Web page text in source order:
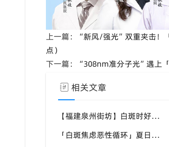
上一篇：
“新风/强光”双重夹击！
点）
下一篇：
“308nm准分子光”遇上
相关文章
【福建泉州街坊】白斑时好时坏反反复复，找不准诱因，泉州中科白癜风医院帮梳理夏季白斑波动各类诱因
「白斑焦虑恶性循环」夏日看见白斑变化就恐慌，负面情绪反加重病情，泉州中科白癜风医院呼吁放平心态应对